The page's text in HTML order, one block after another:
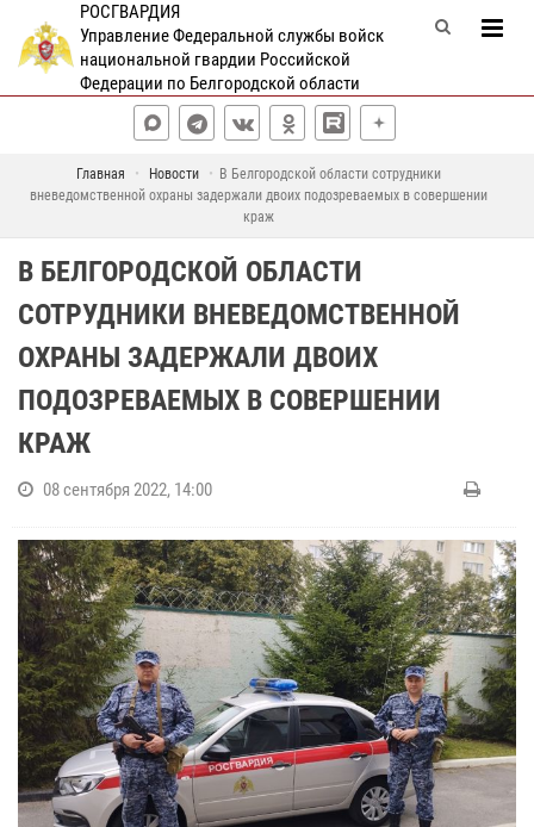
РОСГВАРДИЯ
Управление Федеральной службы войск
национальной гвардии Российской
Федерации по Белгородской области
Главная Новости
В Белгородской области сотрудники
вневедомственной охраны задержали двоих подозреваемых в совершении
краж
В БЕЛГОРОДСКОЙ ОБЛАСТИ
СОТРУДНИКИ ВНЕВЕДОМСТВЕННОЙ
ОХРАНЫ ЗАДЕРЖАЛИ ДВОИХ
ПОДОЗРЕВАЕМЫХ В СОВЕРШЕНИИ
КРАЖ
08 сентября 2022, 14:00